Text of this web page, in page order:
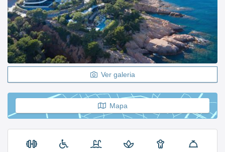
Ver galeria
Mapa